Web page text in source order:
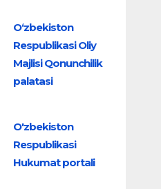
O‘zbekiston
Respublikasi Oliy
Majlisi Qonunchilik
palatasi
O'zbekiston
Respublikasi
Hukumat portali